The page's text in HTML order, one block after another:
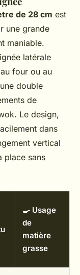
de 28 cm est
une grande
maniable.
latérale
four ou au
double
de
Le design,
dans
vertical
place sans
🍳 Usage
de
matière
grasse